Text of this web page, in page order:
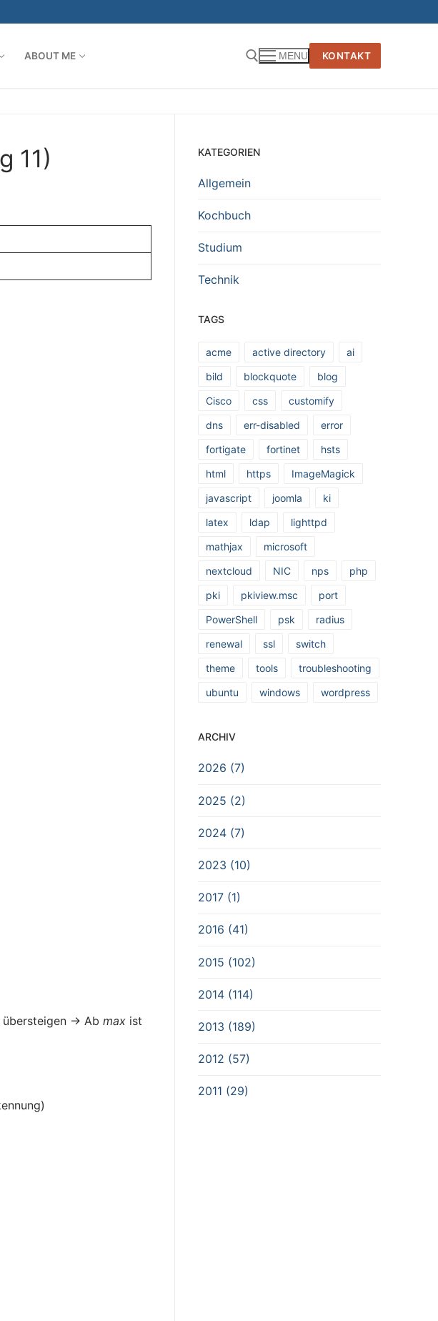
ABOUT ME MENU KONTAKT
11)
→ Ab max ist
KATEGORIEN
Allgemein
Kochbuch
Studium
Technik
TAGS
acme active directory
ai
bild
blockquote
blog
Cisco
css
customify
dns
err-disabled
error
fortigate
fortinet
hsts
html
https
ImageMagick
javascript
joomla
ki
latex
ldap
lighttpd
mathjax
microsoft
nextcloud
NIC nps
php
pki
pkiview.msc
port
PowerShell
psk
radius
renewal
ssl
switch
theme
tools
troubleshooting
ubuntu
windows wordpress
ARCHIV
2026 (7)
2025 (2)
2024 (7)
2023 (10)
2017 (1)
2016 (41)
2015 (102)
2014 (114)
2013 (189)
2012 (57)
2011 (29)